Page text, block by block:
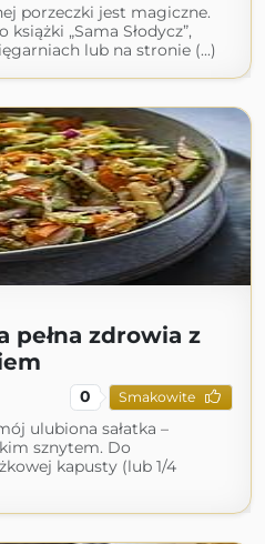
porzeczki jest magiczne.
„Sama Słodycz”,
lub na stronie (...)
pełna zdrowia z
0 Smakowite
ulubiona sałatka –
sznytem. Do
kapusty (lub 1/4